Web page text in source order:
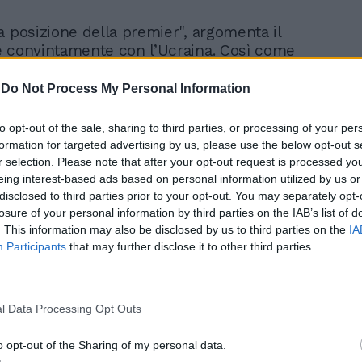
Do Not Process My Personal Information
opt-out of the sale, sharing to third parties, or processing of your
for targeted advertising by us, please use the below opt-out
selection. Please note that after your opt-out request is processed
interest-based ads based on personal information utilized by us
to third parties prior to your opt-out. You may separately
of your personal information by third parties on the IAB’s list of
This information may also be disclosed by us to third parties on the
Participants that may further disclose it to other third parties.
Data Processing Opt Outs
opt-out of the Sharing of my personal data.
posizione della premier", argomenta il
con l’Ucraina. Così come
una popolazione invasi e bombardati.
Un colpo al cerchio e uno alla botte che
farà storcere il naso a qualcuno nella
Nel Pd è già guerra di
Schlein-Bonaccini per i